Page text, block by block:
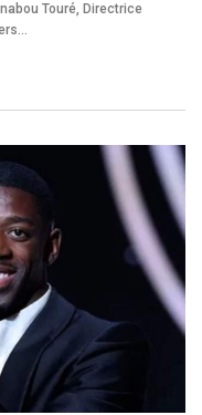
Touré, Directrice